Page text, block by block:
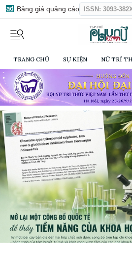
Bảng giá quảng cáo ISSN: 3093-
TRANG CHỦ SỰ KIỆN NỮ TRÍ